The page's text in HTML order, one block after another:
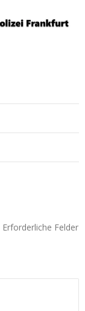
Erforderliche Felder